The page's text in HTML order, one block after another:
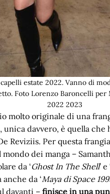
estate 2022. Vanno di
Foto Lorenzo Baroncelli per
2022 2023
molto originale di una
unica davvero, è quella che
Reviziis. Per questa
dei manga –
da ‘Ghost In The Shell’ e
anche da ‘Maya di Space
davanti –finisce in una